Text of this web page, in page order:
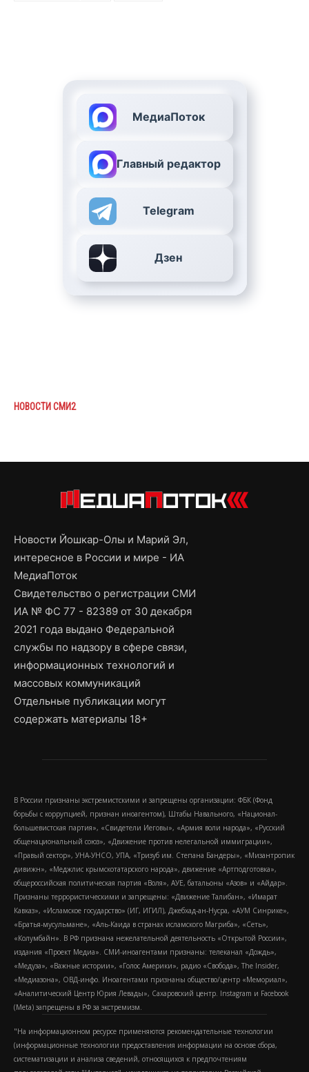
МедиаПоток
Главный редактор
Telegram
Дзен
НОВОСТИ СМИ2
Новости Йошкар-Олы и Марий Эл,
интересное в России и мире - ИА
МедиаПоток
Свидетельство о регистрации СМИ
ИА № ФС 77 - 82389 от 30 декабря
2021 года выдано Федеральной
службы по надзору в сфере связи,
информационных технологий и
массовых коммуникаций
Отдельные публикации могут
содержать материалы 18+
В России признаны экстремистскими и запрещены организации: ФБК (Фонд
борьбы с коррупцией, признан иноагентом), Штабы Навального, «Национал-
большевистская партия», «Свидетели Иеговы», «Армия воли народа», «Русский
общенациональный союз», «Движение против нелегальной иммиграции»,
«Правый сектор», УНА-УНСО, УПА, «Тризуб им. Степана Бандеры», «Мизантропик
дивижн», «Меджлис крымскотатарского народа», движение «Артподготовка»,
общероссийская политическая партия «Воля», АУЕ, батальоны «Азов» и «Айдар».
Признаны террористическими и запрещены: «Движение Талибан», «Имарат
Кавказ», «Исламское государство» (ИГ, ИГИЛ), Джебхад-ан-Нусра, «АУМ Синрике»,
«Братья-мусульмане», «Аль-Каида в странах исламского Магриба», «Сеть»,
«Колумбайн». В РФ признана нежелательной деятельность «Открытой России»,
издания «Проект Медиа». СМИ-иноагентами признаны: телеканал «Дождь»,
«Медуза», «Важные истории», «Голос Америки», радио «Свобода», The Insider,
«Медиазона», ОВД-инфо. Иноагентами признаны общество/центр «Мемориал»,
«Аналитический Центр Юрия Левады», Сахаровский центр. Instagram и Facebook
(Metа) запрещены в РФ за экстремизм.
"На информационном ресурсе применяются рекомендательные технологии
(информационные технологии предоставления информации на основе сбора,
систематизации и анализа сведений, относящихся к предпочтениям